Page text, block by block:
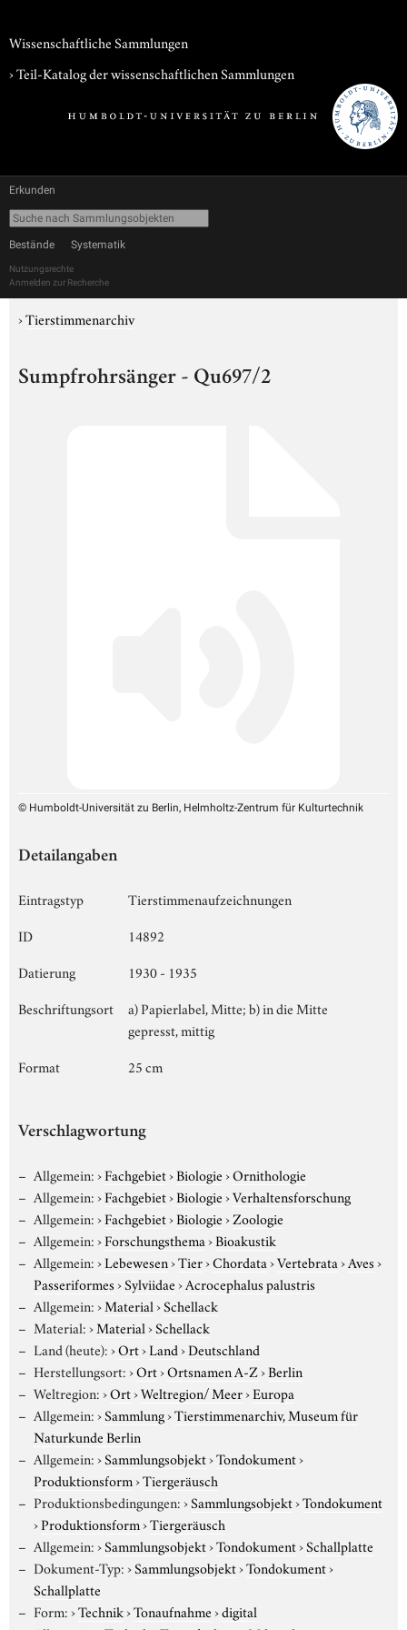
Wissenschaftliche Sammlungen
› Teil-Katalog der wissenschaftlichen Sammlungen
Erkunden
Bestände Systematik
Nutzungsrechte
Anmelden zur Recherche
›Tierstimmenarchiv
Sumpfrohrsänger - Qu697/2
© Humboldt-Universität zu Berlin, Helmholtz-Zentrum für Kulturtechnik
Detailangaben
Eintragstyp
Tierstimmenaufzeichnungen
ID
14892
Datierung
1930 - 1935
Beschriftungsort
a) Papierlabel, Mitte; b) in die Mitte
gepresst, mittig
Format
25 cm
Verschlagwortung
Allgemein:›Fachgebiet›Biologie›Ornithologie
Allgemein:›Fachgebiet›Biologie›Verhaltensforschung
Allgemein:›Fachgebiet›Biologie›Zoologie
Allgemein:›Forschungsthema›Bioakustik
Allgemein:›Lebewesen›Tier›Chordata›Vertebrata›Aves›
Passeriformes›Sylviidae›Acrocephalus palustris
Allgemein:›Material›Schellack
Material:›Material›Schellack
Land (heute):›Ort›Land›Deutschland
Herstellungsort:›Ort›Ortsnamen A-Z›Berlin
Weltregion:›Ort›Weltregion/ Meer›Europa
Allgemein:›Sammlung›Tierstimmenarchiv, Museum für
Naturkunde Berlin
Allgemein:›Sammlungsobjekt›Tondokument›
Produktionsform›Tiergeräusch
Produktionsbedingungen:›Sammlungsobjekt›Tondokument
›Produktionsform›Tiergeräusch
Allgemein:›Sammlungsobjekt›Tondokument›Schallplatte
Dokument-Typ:›Sammlungsobjekt›Tondokument›
Schallplatte
Form:›Technik›Tonaufnahme›digital